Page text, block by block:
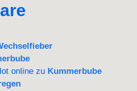
online zu Kummerbube